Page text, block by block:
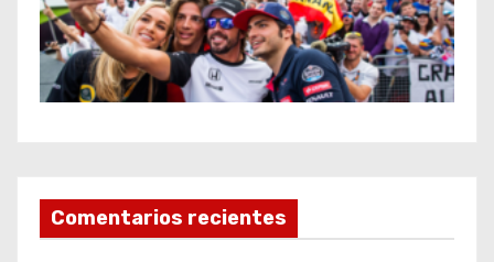
Comentarios recientes